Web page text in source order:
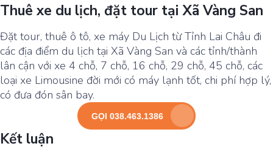
Thuê xe du lịch, đặt tour tại Xã Vàng San
Đặt tour, thuê ô tô, xe máy Du Lịch từ Tỉnh Lai Châu đi
các địa điểm du lịch tại Xã Vàng San và các tỉnh/thành
lân cận với xe 4 chỗ, 7 chỗ, 16 chỗ, 29 chỗ, 45 chỗ, các
loại xe Limousine đời mới có máy lạnh tốt, chi phí hợp lý,
có đưa đón sân bay.
GỌI 038.463.1386
Kết luận